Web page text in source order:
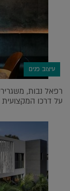
עיצוב פנים
רפאל נבות,
על דרכו